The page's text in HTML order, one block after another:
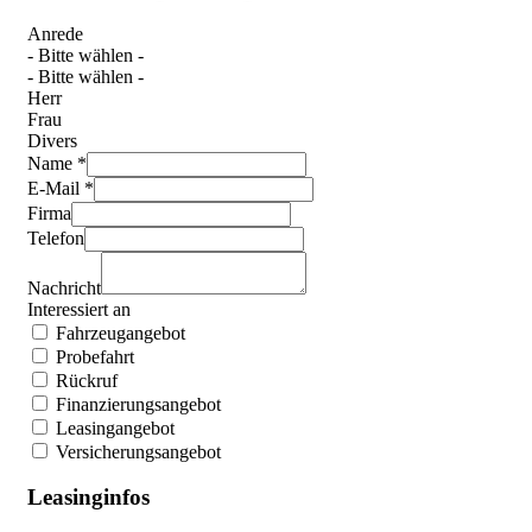
Anrede
- Bitte wählen -
- Bitte wählen -
Herr
Frau
Divers
Name *
E-Mail *
Firma
Telefon
Nachricht
Interessiert an
Fahrzeugangebot
Probefahrt
Rückruf
Finanzierungsangebot
Leasingangebot
Versicherungsangebot
Leasinginfos